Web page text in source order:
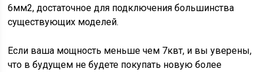
6мм2, достаточное для подключения большинства
существующих моделей.
Если ваша мощность меньше чем 7квт, и вы уверены,
что в будущем не будете покупать новую более